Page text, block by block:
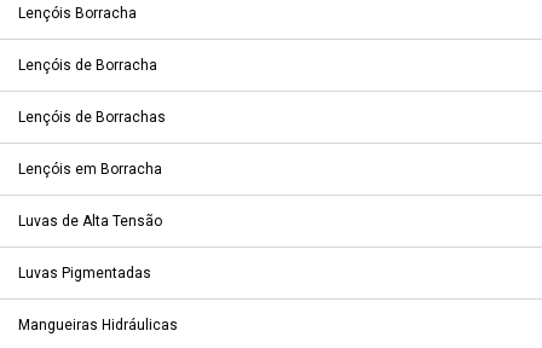
Lençóis Borracha
Lençóis de Borracha
Lençóis de Borrachas
Lençóis em Borracha
Luvas de Alta Tensão
Luvas Pigmentadas
Mangueiras Hidráulicas